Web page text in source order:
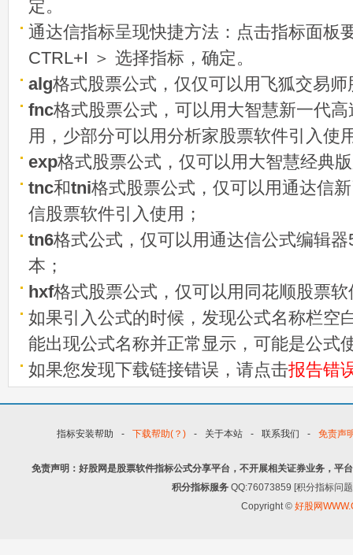
定。
通达信指标呈现快捷方法：点击指标面板
CTRL+I ＞ 选择指标，确定。
alg格式股票公式，仅仅可以用飞狐交易
fnc格式股票公式，可以用大智慧新一代
用，少部分可以用分析家股票软件引入使
exp格式股票公式，仅可以用大智慧经典
tnc和tni格式股票公式，仅可以用通达信
信股票软件引入使用；
tn6格式公式，仅可以用通达信公式编辑
本；
hxf格式股票公式，仅可以用同花顺股票
如果引入公式的时候，发现公式名称栏空
能出现公式名称并正常显示，可能是公式
如果您发现下载链接错误，请点击报告错
指标安装帮助 - 下载帮助(？) - 关于本站 - 联系我们 - 免责声
免责声明：好股网是股票软件指标公式分享平台，不开展相关证券业务，平
积分指标服务 QQ:76073859 [积分指标问
Copyright © 好股网